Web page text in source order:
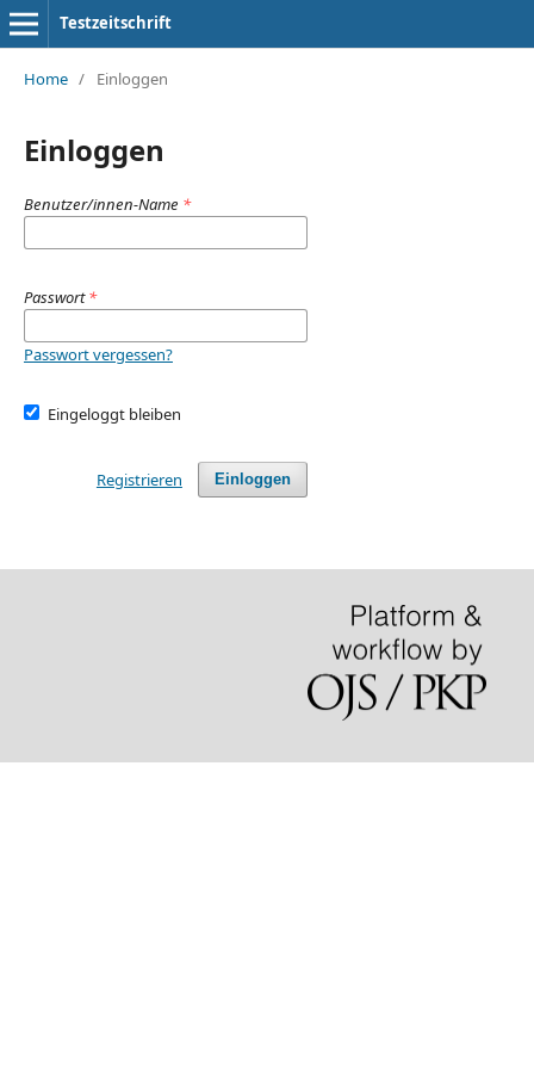
Testzeitschrift
Home / Einloggen
Einloggen
Benutzer/innen-Name *
Passwort*
Passwort vergessen?
Eingeloggt bleiben
Einloggen
Registrieren